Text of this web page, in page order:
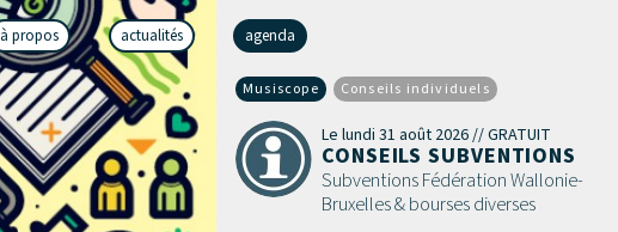
à propos actualités agenda
Musiscope Conseils individuels
Le lundi 31 août 2026 // GRATUIT
CONSEILS SUBVENTIONS
Subventions Fédération Wallonie-
Bruxelles & bourses diverses